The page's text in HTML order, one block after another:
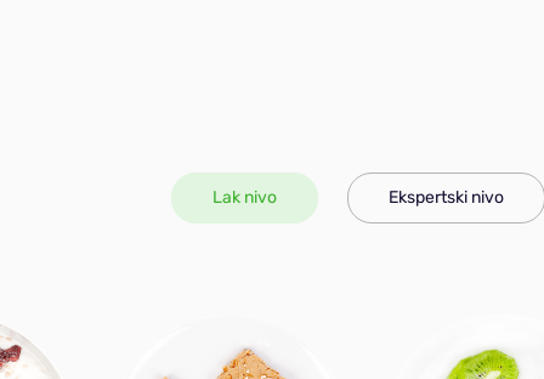
Lak nivo Ekspertski nivo